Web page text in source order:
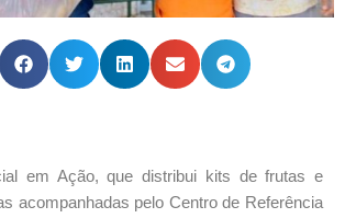
em Ação, que distribui kits de frutas e
acompanhadas pelo Centro de Referência